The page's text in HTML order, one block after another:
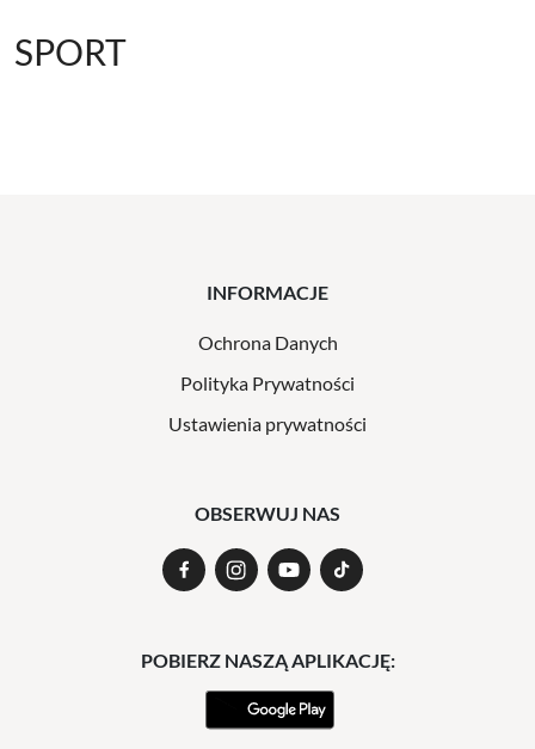
SPORT
INFORMACJE
Ochrona Danych
Polityka Prywatności
Ustawienia prywatności
OBSERWUJ NAS
POBIERZ NASZĄ APLIKACJĘ: